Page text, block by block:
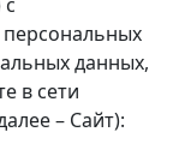
данных,
в сети
– Сайт):